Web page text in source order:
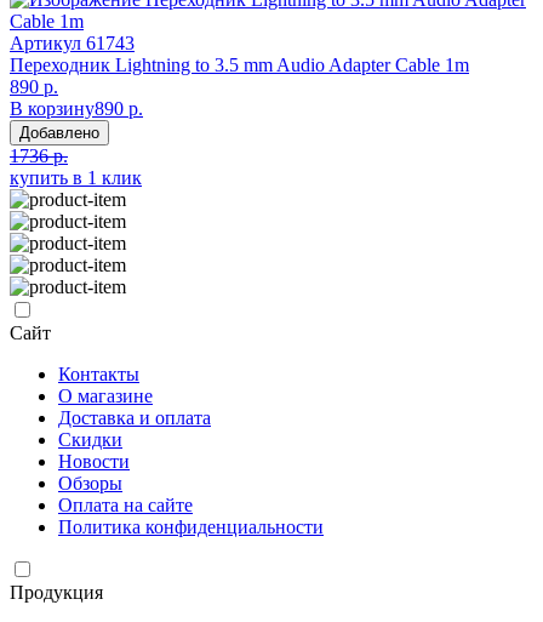
Артикул 61743
Пeреходник Lightning to 3.5 mm Audio Adapter Cable 1m
890 р.
В корзину890 р.
Добавлено
1736 р.
купить в 1 клик
Сайт
Контакты
О магазине
Доставка и оплата
Скидки
Новости
Обзоры
Оплата на сайте
Политика конфиденциальности
Продукция